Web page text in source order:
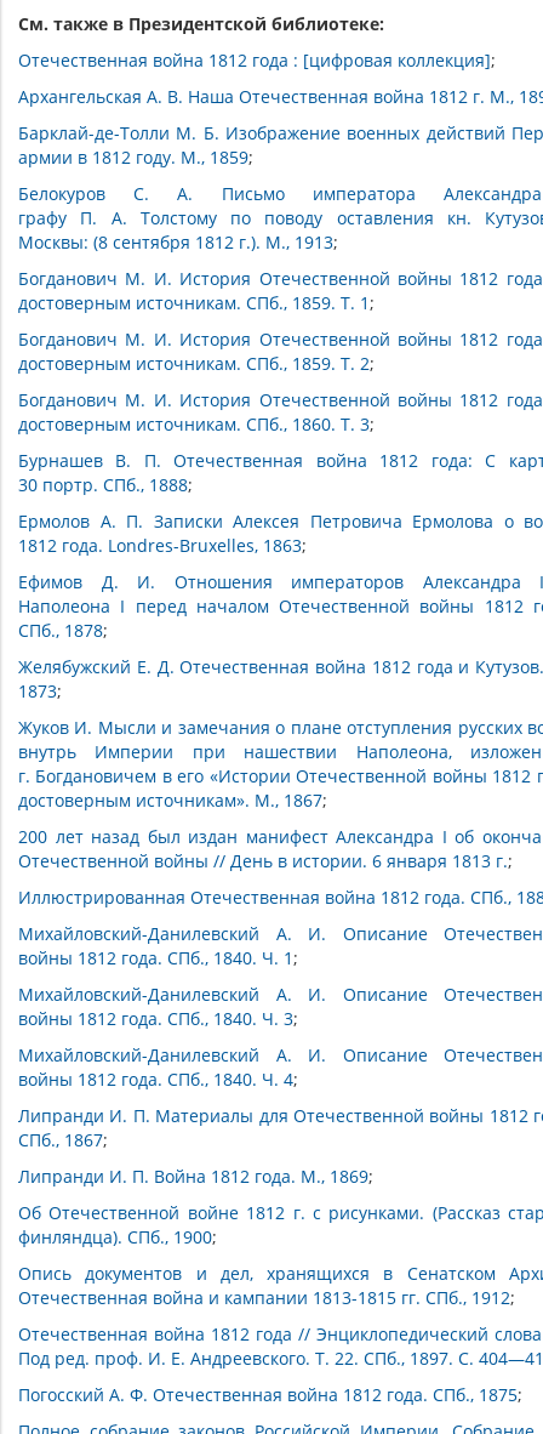
См. также в Президентской библиотеке:
Отечественная война 1812 года : [цифровая коллекция];
Архангельская А. В. Наша Отечественная война 1812 г. М.,
Барклай-де-Толли М. Б. Изображение военных действий
армии в 1812 году. М., 1859;
Белокуров С. А. Письмо императора
графу П. А. Толстому по поводу оставления кн.
Москвы: (8 сентября 1812 г.). М., 1913;
Богданович М. И. История Отечественной войны 1812
достоверным источникам. СПб., 1859. Т. 1;
Богданович М. И. История Отечественной войны 1812
достоверным источникам. СПб., 1859. Т. 2;
Богданович М. И. История Отечественной войны 1812
достоверным источникам. СПб., 1860. Т. 3;
Бурнашев В. П. Отечественная война 1812 года: С
30 портр. СПб., 1888;
Ермолов А. П. Записки Алексея Петровича Ермолова о
1812 года. Londres-Bruxelles, 1863;
Ефимов Д. И. Отношения императоров
Наполеона I перед началом Отечественной войны 1812
СПб., 1878;
Желябужский Е. Д. Отечественная война 1812 года и
1873;
Жуков И. Мысли и замечания о плане отступления русских
внутрь Империи при нашествии Наполеона,
г. Богдановичем в его «Истории Отечественной войны 1812
достоверным источникам». М., 1867;
200 лет назад был издан манифест Александра I об
Отечественной войны // День в истории. 6 января 1813 г.;
Иллюстрированная Отечественная война 1812 года. СПб.,
Михайловский-Данилевский А. И. Описание
войны 1812 года. СПб., 1840. Ч. 1;
Михайловский-Данилевский А. И. Описание
войны 1812 года. СПб., 1840. Ч. 3;
Михайловский-Данилевский А. И. Описание
войны 1812 года. СПб., 1840. Ч. 4;
Липранди И. П. Материалы для Отечественной войны 1812
СПб., 1867;
Липранди И. П. Война 1812 года. М., 1869;
Об Отечественной войне 1812 г. с рисунками. (Рассказ
финляндца). СПб., 1900;
Опись документов и дел, хранящихся в Сенатском
Отечественная война и кампании 1813-1815 гг. СПб., 1912;
Отечественная война 1812 года // Энциклопедический
Под ред. проф. И. Е. Андреевского. Т. 22. СПб., 1897. С.
Погосский А. Ф. Отечественная война 1812 года. СПб., 1875;